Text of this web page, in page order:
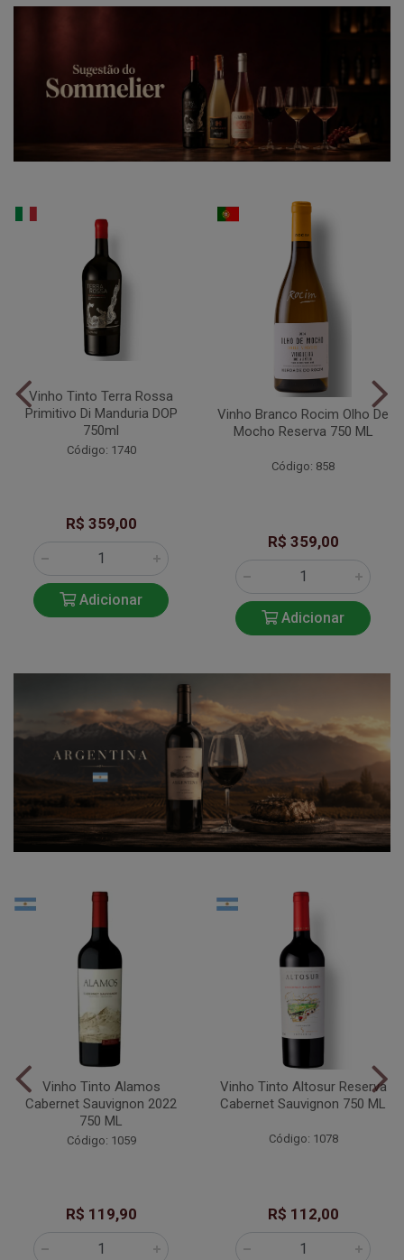
Vinho Tinto Terra Rossa
Primitivo Di Manduria DOP
750ml
Código: 1740
R$ 359,00
Adicionar
Vinho Branco Rocim Olho De
Mocho Reserva 750 ML
Código: 858
R$ 359,00
Adicionar
Vinho Tinto Alamos
Cabernet Sauvignon 2022
750 ML
Código: 1059
R$ 119,90
Vinho Tinto Altosur Reserva
Cabernet Sauvignon 750 ML
Código: 1078
R$ 112,00